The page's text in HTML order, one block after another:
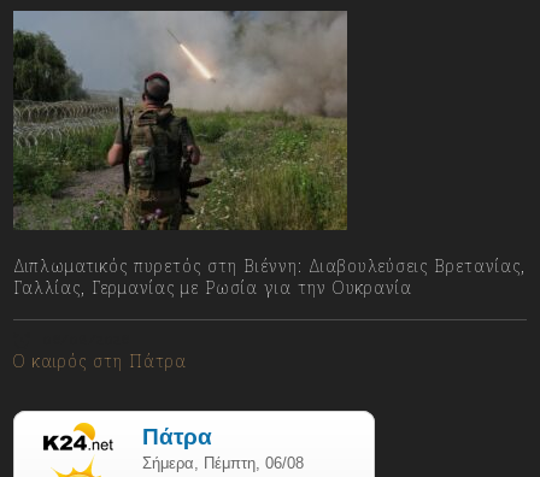
Διπλωματικός πυρετός στη Βιέννη: Διαβουλεύσεις Βρετανίας,
Γαλλίας, Γερμανίας με Ρωσία για την Ουκρανία
Ο καιρός στη Πάτρα